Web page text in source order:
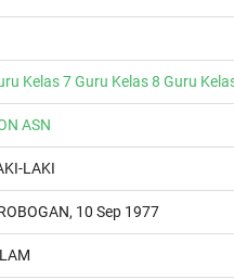
Kelas 7Guru Kelas 8 Guru
ASN
LAKI
10 Sep 1977